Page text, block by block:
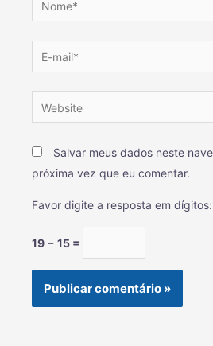
Salvar meus dados neste
próxima vez que eu comentar.
Favor digite a resposta em dígitos:
19 − 15 =